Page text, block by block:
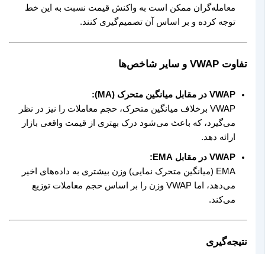
معامله‌گران ممکن است به واکنش قیمت نسبت به این خط
توجه کرده و بر اساس آن تصمیم‌گیری کنند.
تفاوت VWAP و سایر شاخص‌ها
VWAP در مقابل میانگین متحرک (MA):
VWAP برخلاف میانگین متحرک، حجم معاملات را نیز در نظر
می‌گیرد، که باعث می‌شود درک بهتری از قیمت واقعی بازار
ارائه دهد.
VWAP در مقابل EMA:
EMA (میانگین متحرک نمایی) وزن بیشتری به داده‌های اخیر
می‌دهد، اما VWAP وزن را بر اساس حجم معاملات توزیع
می‌کند.
نتیجه‌گیری